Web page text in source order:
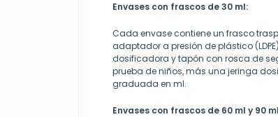
Envases con frascos de 30 ml:
Cada envase contiene un frasco
adaptador a presión de plástico
dosificadora y tapón con rosca de
prueba de niños, más una jeringa
graduada en ml.
Envases con frascos de 60 ml y 90